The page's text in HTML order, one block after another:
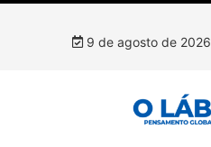
9 de agosto de 2026